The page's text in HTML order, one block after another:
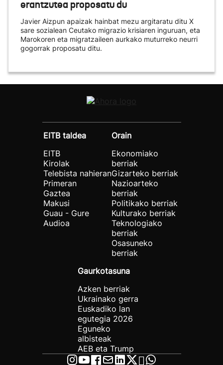
erantzutea proposatu du
Javier Aizpun apaizak hainbat mezu argitaratu ditu X
sare sozialean Ceutako migrazio krisiaren inguruan, eta
Marokoren eta migratzaileen aurkako muturreko neurri
gogorrak proposatu ditu.
EITB taldea
EITB
Kirolak
Telebista nahieran
Primeran
Gaztea
Makusi
Guau - Gure
Audioa
Orain
Ekonomiako
berriak
Gizarteko berriak
Nazioarteko
berriak
Politikako berriak
Kulturako berriak
Teknologiako
berriak
Osasuneko
berriak
Gaurkotasuna
Azken berriak
Ukrainako gerra
Euskadiko lan
egutegia 2026
Eguneko
albisteak
AEB eta Trump